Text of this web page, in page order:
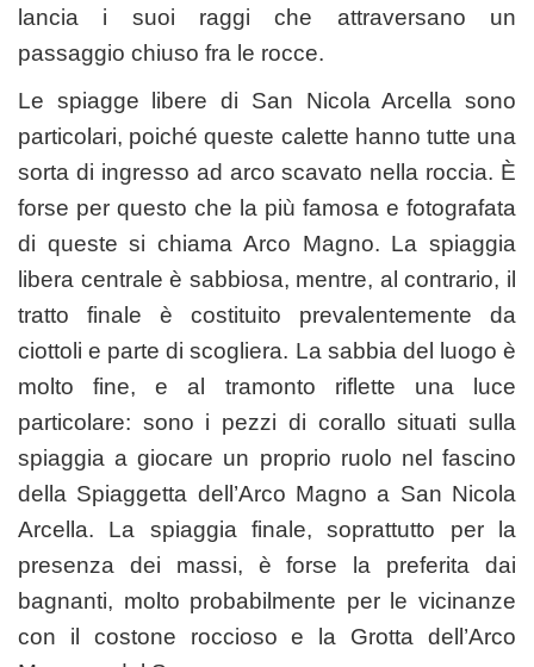
lancia i suoi raggi che attraversano un
passaggio chiuso fra le rocce.
Le spiagge libere di San Nicola Arcella sono
particolari, poiché queste calette hanno tutte una
sorta di ingresso ad arco scavato nella roccia. È
forse per questo che la più famosa e fotografata
di queste si chiama Arco Magno. La spiaggia
libera centrale è sabbiosa, mentre, al contrario, il
tratto finale è costituito prevalentemente da
ciottoli e parte di scogliera. La sabbia del luogo è
molto fine, e al tramonto riflette una luce
particolare: sono i pezzi di corallo situati sulla
spiaggia a giocare un proprio ruolo nel fascino
della Spiaggetta dell’Arco Magno a San Nicola
Arcella. La spiaggia finale, soprattutto per la
presenza dei massi, è forse la preferita dai
bagnanti, molto probabilmente per le vicinanze
con il costone roccioso e la Grotta dell’Arco